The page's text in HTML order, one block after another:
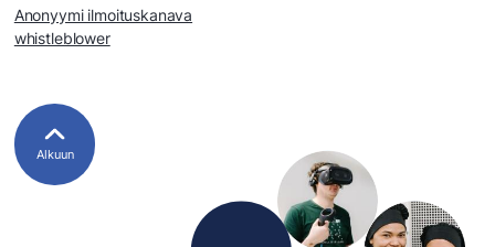
Anonyymi ilmoituskanava
whistleblower
Alkuun